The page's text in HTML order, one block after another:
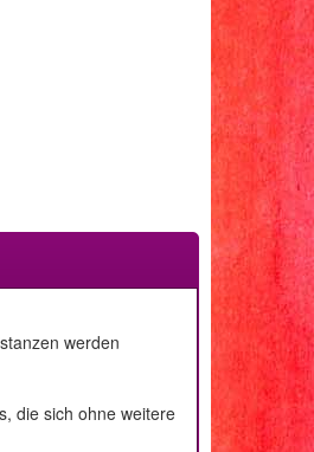
werden
die sich ohne weitere